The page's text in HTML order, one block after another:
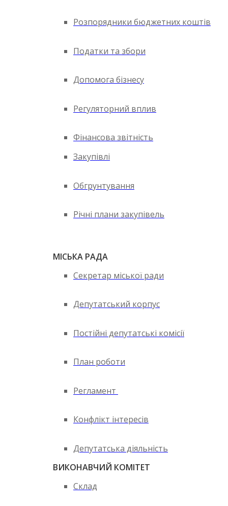
Розпорядники бюджетних коштів
Податки та збори
Допомога бізнесу
Регуляторний вплив
Фінансова звітність
Закупівлі
Обгрунтування
Річні плани закупівель
МІСЬКА РАДА
Секретар міської ради
Депутатський корпус
Постійні депутатські комісії
План роботи
Регламент
Конфлікт інтересів
Депутатська діяльність
ВИКОНАВЧИЙ КОМІТЕТ
Склад